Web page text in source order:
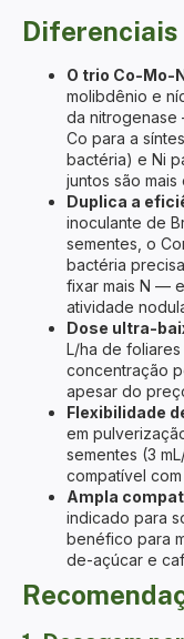
Diferenciais
O trio Co-Mo-
molibdênio e
da nitrogenase
Co para a
bactéria) e Ni
juntos são
Duplica a
inoculante de
sementes, o
bactéria
fixar mais N —
atividade
Dose ultra-
L/ha de
concentração
apesar do
Flexibilidade
em
sementes (3
compatível
Ampla
indicado para
benéfico para
de-açúcar e